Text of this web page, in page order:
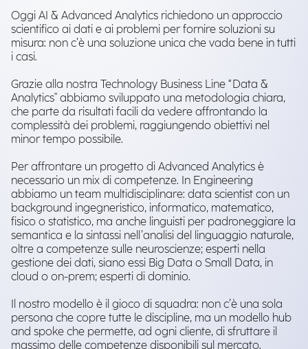
Oggi AI & Advanced Analytics richiedono un approccio
scientifico ai dati e ai problemi per fornire soluzioni su
misura: non c’è una soluzione unica che vada bene in tutti
i casi.
Grazie alla nostra Technology Business Line “Data &
Analytics" abbiamo sviluppato una metodologia chiara,
che parte da risultati facili da vedere affrontando la
complessità dei problemi, raggiungendo obiettivi nel
minor tempo possibile.
Per affrontare un progetto di Advanced Analytics è
necessario un mix di competenze. In Engineering
abbiamo un team multidisciplinare: data scientist con un
background ingegneristico, informatico, matematico,
fisico o statistico, ma anche linguisti per padroneggiare la
semantica e la sintassi nell’analisi del linguaggio naturale,
oltre a competenze sulle neuroscienze; esperti nella
gestione dei dati, siano essi Big Data o Small Data, in
cloud o on-prem; esperti di dominio.
Il nostro modello è il gioco di squadra: non c’è una sola
persona che copre tutte le discipline, ma un modello hub
and spoke che permette, ad ogni cliente, di sfruttare il
massimo delle competenze disponibili sul mercato.